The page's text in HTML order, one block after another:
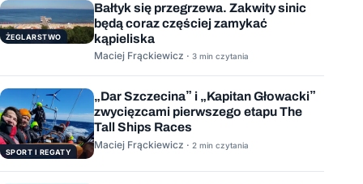
ŻEGLARSTWO
Bałtyk się przegrzewa. Zakwity sinic
będą coraz częściej zamykać
kąpieliska
Maciej Frąckiewicz · 3 min czytania
SPORT I REGATY
„Dar Szczecina” i „Kapitan Głowacki”
zwycięzcami pierwszego etapu The
Tall Ships Races
Maciej Frąckiewicz · 2 min czytania